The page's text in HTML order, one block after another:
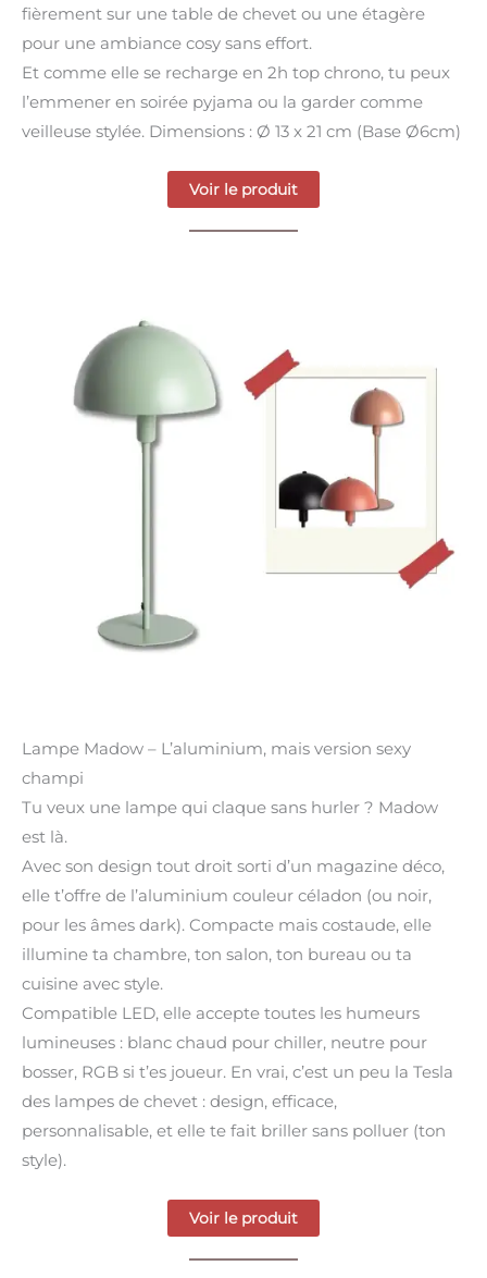
fièrement sur une table de chevet ou une étagère
pour une ambiance cosy sans effort.
Et comme elle se recharge en 2h top chrono, tu peux
l’emmener en soirée pyjama ou la garder comme
veilleuse stylée. Dimensions : Ø 13 x 21 cm (Base Ø6cm)
Voir le produit
Lampe Madow – L’aluminium, mais version sexy
champi
Tu veux une lampe qui claque sans hurler ? Madow
est là.
Avec son design tout droit sorti d’un magazine déco,
elle t’offre de l’aluminium couleur céladon (ou noir,
pour les âmes dark). Compacte mais costaude, elle
illumine ta chambre, ton salon, ton bureau ou ta
cuisine avec style.
Compatible LED, elle accepte toutes les humeurs
lumineuses : blanc chaud pour chiller, neutre pour
bosser, RGB si t’es joueur. En vrai, c’est un peu la Tesla
des lampes de chevet : design, efficace,
personnalisable, et elle te fait briller sans polluer (ton
style).
Voir le produit